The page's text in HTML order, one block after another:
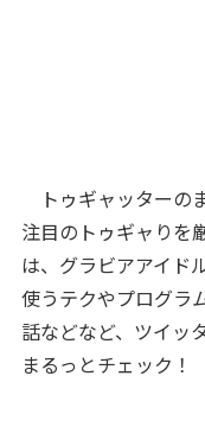
トゥギャッターの
注目のトゥギャりを
は、グラビアアイド
使うテクやプログラ
話などなど、ツイッ
まるっとチェック！